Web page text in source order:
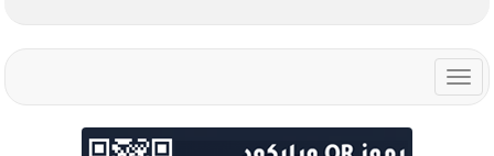
Toggle
navigation